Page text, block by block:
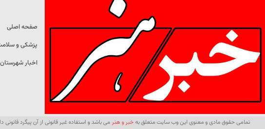
صفحه اصلی
پزشکی و
اخبار
تمامی حقوق مادی و معنوی این وب سایت متعلق بهخبر و هنر می باشد و استفاده غیر قانونی از آن پیگرد قانونی